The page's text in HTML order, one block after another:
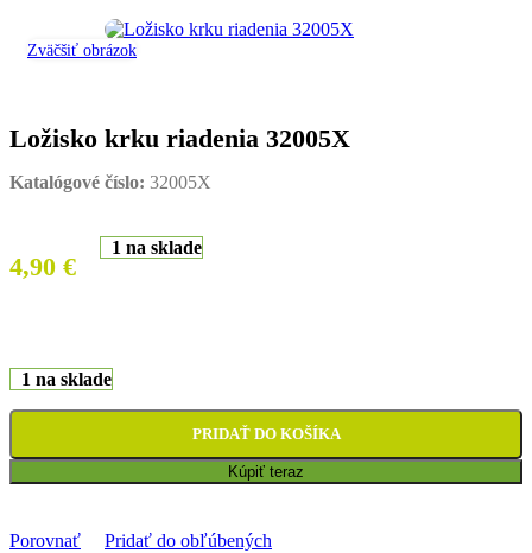
Zväčšiť obrázok
Ložisko krku riadenia 32005X
Katalógové číslo: 32005X
4,90 €
1 na sklade
1 na sklade
PRIDAŤ DO KOŠÍKA
Kúpiť teraz
Porovnať Pridať do obľúbených